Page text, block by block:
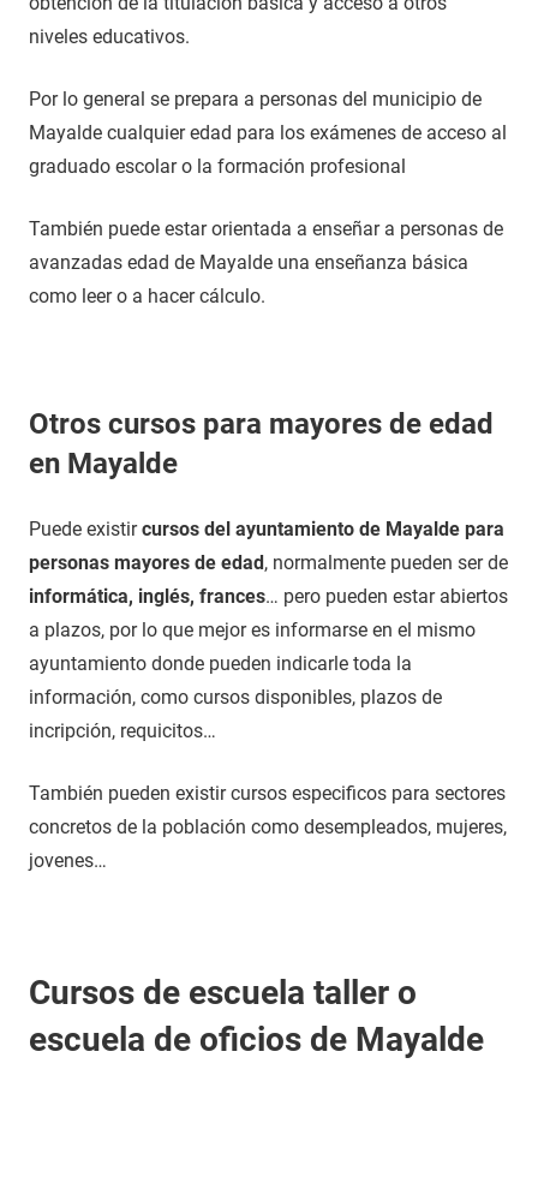
niveles educativos.
Por lo general se prepara a personas del municipio de
Mayalde cualquier edad para los exámenes de acceso al
graduado escolar o la formación profesional
También puede estar orientada a enseñar a personas de
avanzadas edad de Mayalde una enseñanza básica
como leer o a hacer cálculo.
Otros cursos para mayores de edad
en Mayalde
Puede existircursos del ayuntamiento de Mayalde para
personas mayores de edad, normalmente pueden ser de
informática, inglés, frances… pero pueden estar abiertos
a plazos, por lo que mejor es informarse en el mismo
ayuntamiento donde pueden indicarle toda la
información, como cursos disponibles, plazos de
incripción, requicitos…
También pueden existir cursos especificos para sectores
concretos de la población como desempleados, mujeres,
jovenes…
Cursos de escuela taller o
escuela de oficios de Mayalde